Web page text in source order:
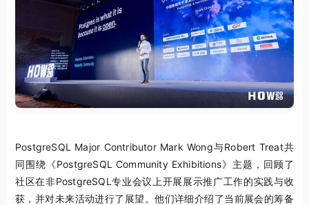
PostgreSQL Major Contributor Mark Wong与Robert Treat共
同围绕《PostgreSQL Community Exhibitions》主题，回顾了
社区在非PostgreSQL专业会议上开展展示推广工作的实践与收
获，并对未来活动进行了展望。他们详细介绍了当前展会的筹备